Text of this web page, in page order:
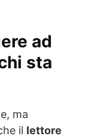
ad
sta
ma
il lettore